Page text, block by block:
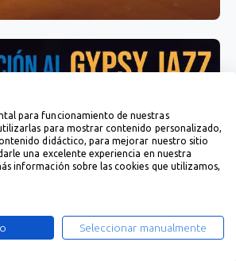
para funcionamiento de nuestras
para mostrar contenido personalizado,
didáctico, para mejorar nuestro sitio
una excelente experiencia en nuestra
información sobre las cookies que utilizamos,
Seleccionar manualmente